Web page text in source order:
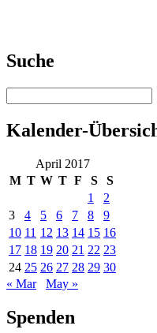
Suche
Kalender-
April 2017
M T W T F S
S
1
2
3
4 5 6 7 8
9
10 11 12 13 14 15 16
17 18 19 20 21 22 23
24 25 26 27 28 29 30
« Mar
May »
Spenden